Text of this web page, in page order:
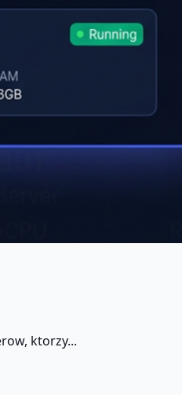
ktorzy...